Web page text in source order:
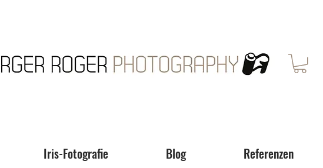
Iris-Fotografie Blog Referenzen